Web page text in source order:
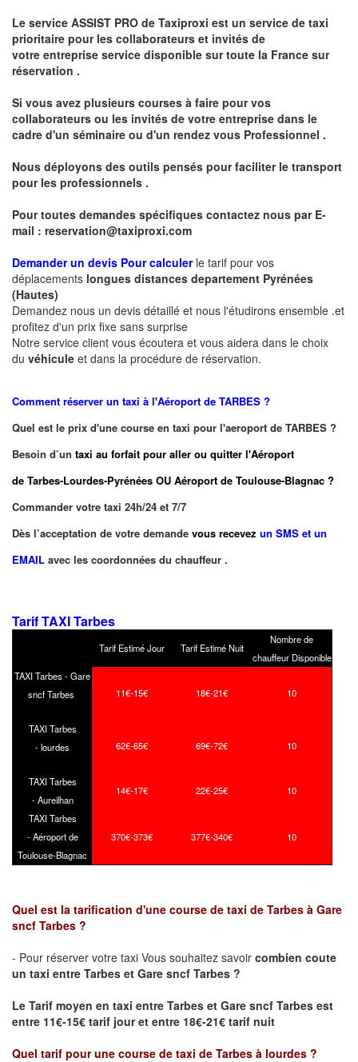
Le service ASSIST PRO de Taxiproxi est un service de taxi
prioritaire pour les collaborateurs et invités de
votre entreprise service disponible sur toute la France sur
réservation .
Si vous avez plusieurs courses à faire pour vos
collaborateurs ou les invités de votre entreprise dans le
cadre d'un séminaire ou d'un rendez vous Professionnel .
Nous déployons des outils pensés pour faciliter le transport
pour les professionnels .
Pour toutes demandes spécifiques contactez nous par E-
mail : reservation@taxiproxi.com
Demander un devis Pour calculerle tarif pour vos
déplacements longues distances departement Pyrénées
(Hautes)
Demandez nous un devis détaillé et nous l'étudirons ensemble .et
profitez d'un prix fixe sans surprise
Notre service client vous écoutera et vous aidera dans le choix
du véhicule et dans la procédure de réservation.
Comment réserver un taxi à l'Aéroport de TARBES ?
Quel est le prix d'une course en taxi pour l'aeroport de TARBES ?
Besoin d’un taxi au forfait pour aller ou quitter l'Aéroport
de Tarbes-Lourdes-Pyrénées OU Aéroport de Toulouse-Blagnac ?
Commander votre taxi 24h/24 et 7/7
Dès l’acceptation de votre demande vous recevez un SMS et un
EMAIL avec les coordonnées du chauffeur .
Tarif TAXI Tarbes
Tarif Estimé Jour Tarif Estimé Nuit
Nombre de
chauffeur Disponible
TAXI Tarbes - Gare
sncf Tarbes
11€-15€ 18€-21€ 10
TAXI Tarbes
- lourdes
62€-65€ 69€-72€ 10
TAXI Tarbes
- Aureilhan
14€-17€ 22€-25€ 10
TAXI Tarbes
- Aéroport de
Toulouse-Blagnac
370€-373€ 377€-340€ 10
Quel est la tarification d'une course de taxi de Tarbes à Gare
sncf Tarbes ?
- Pour réserver votre taxi Vous souhaitez savoir combien coute
un taxi entre Tarbes et Gare sncf Tarbes ?
Le Tarif moyen en taxi entre Tarbes et Gare sncf Tarbes est
entre 11€-15€ tarif jour et entre 18€-21€ tarif nuit
Quel tarif pour une course de taxi de Tarbes à lourdes ?